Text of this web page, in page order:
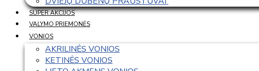
SUPER AKCIJOS
VALYMO PRIEMONĖS
VONIOS
AKRILINĖS VONIOS
KETINĖS VONIOS